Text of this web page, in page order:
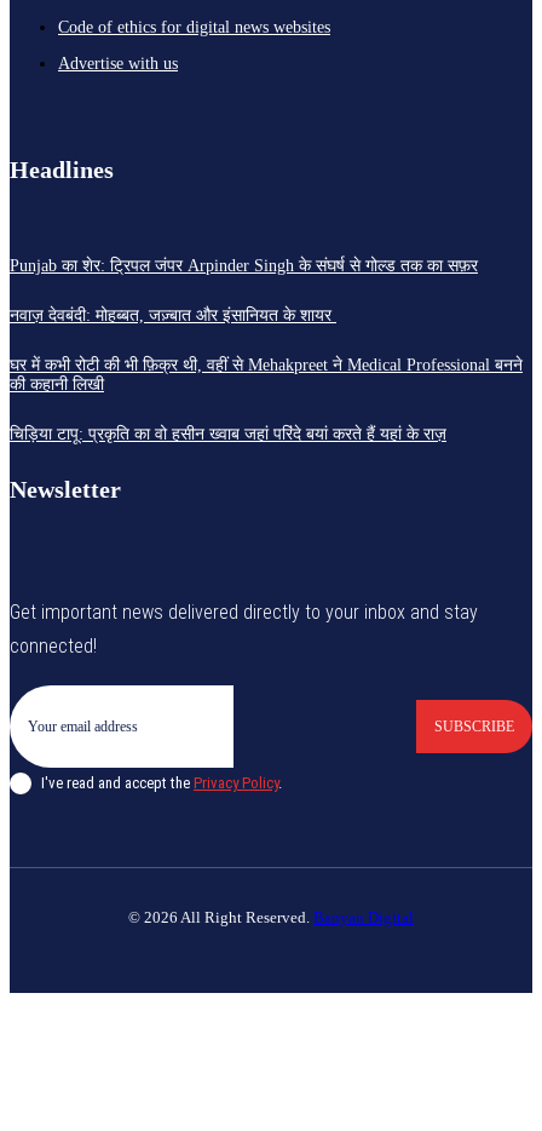
Code of ethics for digital news websites
Advertise with us
Headlines
Punjab का शेर: ट्रिपल जंपर Arpinder Singh के संघर्ष से गोल्ड तक का सफ़र
नवाज़ देवबंदी: मोहब्बत, जज़्बात और इंसानियत के शायर
घर में कभी रोटी की भी फ़िक्र थी, वहीं से Mehakpreet ने Medical Professional बनने
की कहानी लिखी
चिड़िया टापू: प्रकृति का वो हसीन ख्वाब जहां परिंदे बयां करते हैं यहां के राज़
Newsletter
Get important news delivered directly to your inbox and stay
connected!
SUBSCRIBE
I've read and accept the Privacy Policy.
© 2026 All Right Reserved. Banyan Digital